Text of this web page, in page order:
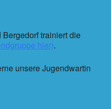
trainiert die
hier).
unsere Jugendwartin